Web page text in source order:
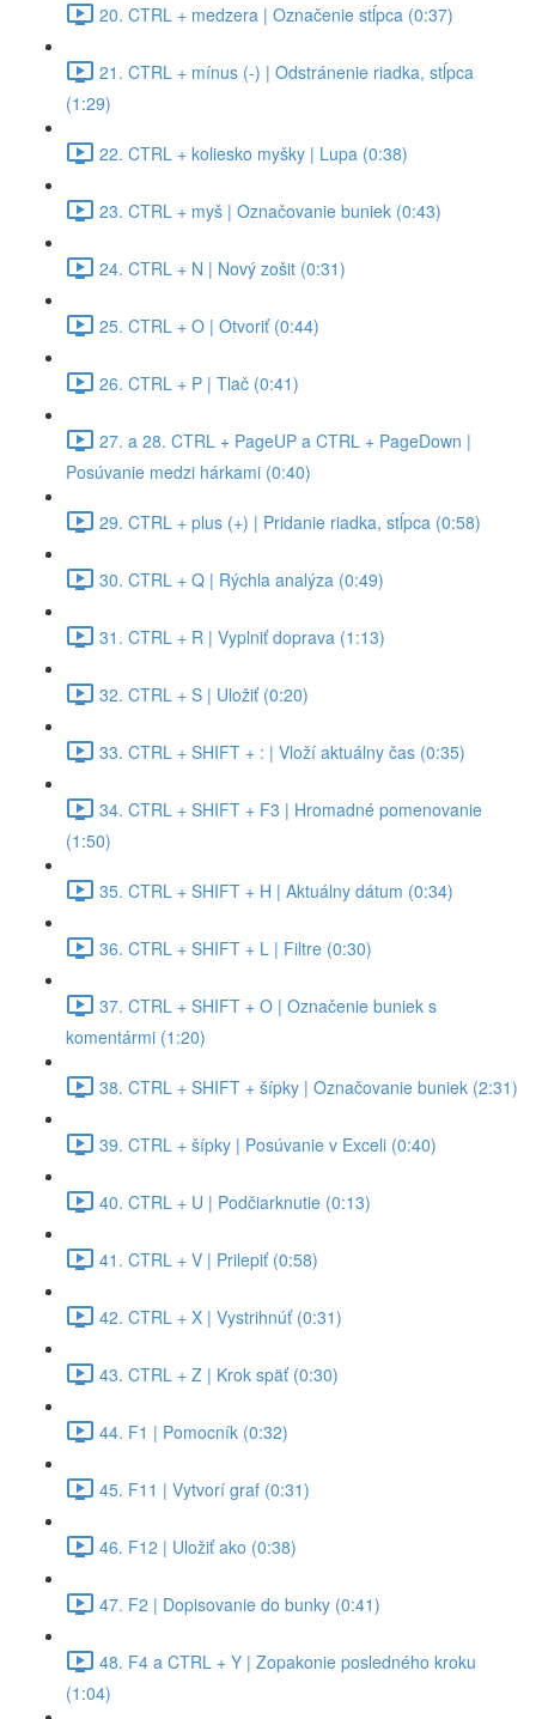
20. CTRL + medzera | Označenie stĺpca (0:37)
21. CTRL + mínus (-) | Odstránenie riadka, stĺpca
(1:29)
22. CTRL + koliesko myšky | Lupa (0:38)
23. CTRL + myš | Označovanie buniek (0:43)
24. CTRL + N | Nový zošit (0:31)
25. CTRL + O | Otvoriť (0:44)
26. CTRL + P | Tlač (0:41)
27. a 28. CTRL + PageUP a CTRL + PageDown |
Posúvanie medzi hárkami (0:40)
29. CTRL + plus (+) | Pridanie riadka, stĺpca (0:58)
30. CTRL + Q | Rýchla analýza (0:49)
31. CTRL + R | Vyplniť doprava (1:13)
32. CTRL + S | Uložiť (0:20)
33. CTRL + SHIFT + : | Vloží aktuálny čas (0:35)
34. CTRL + SHIFT + F3 | Hromadné pomenovanie
(1:50)
35. CTRL + SHIFT + H | Aktuálny dátum (0:34)
36. CTRL + SHIFT + L | Filtre (0:30)
37. CTRL + SHIFT + O | Označenie buniek s
komentármi (1:20)
38. CTRL + SHIFT + šípky | Označovanie buniek (2:31)
39. CTRL + šípky | Posúvanie v Exceli (0:40)
40. CTRL + U | Podčiarknutie (0:13)
41. CTRL + V | Prilepiť (0:58)
42. CTRL + X | Vystrihnúť (0:31)
43. CTRL + Z | Krok späť (0:30)
44. F1 | Pomocník (0:32)
45. F11 | Vytvorí graf (0:31)
46. F12 | Uložiť ako (0:38)
47. F2 | Dopisovanie do bunky (0:41)
48. F4 a CTRL + Y | Zopakonie posledného kroku
(1:04)